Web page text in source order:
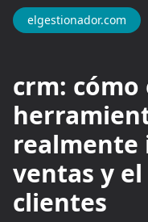
elgestionador.com
crm:
realmente
ventas y
clientes